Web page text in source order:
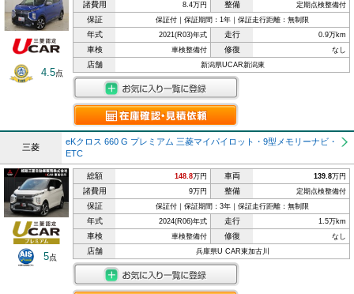
4.5点
諸費用 8.4万円 整備 定期点検整備付
保証 保証付｜保証期間：1年｜保証走行距離：無制限
年式 2021(R03)年式 走行 0.9万km
車検 車検整備付 修復 なし
店舗 新潟県UCAR新潟東
三菱
eKクロス 660 G プレミアム 三菱マイパイロット・9型メモリーナビ・
ETC
5点
総額 148.8万円 車両 139.8万円
諸費用 9万円 整備 定期点検整備付
保証 保証付｜保証期間：3年｜保証走行距離：無制限
年式 2024(R06)年式 走行 1.5万km
車検 車検整備付 修復 なし
店舗 兵庫県U CAR東加古川